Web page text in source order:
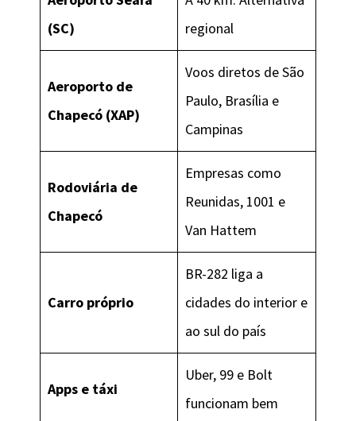
(SC)
regional
Aeroporto de
Chapecó (XAP)
Voos diretos de São
Paulo, Brasília e
Campinas
Rodoviária de
Chapecó
Empresas como
Reunidas, 1001 e
Van Hattem
Carro próprio
BR-282 liga a
cidades do interior e
ao sul do país
Apps e táxi
Uber, 99 e Bolt
funcionam bem